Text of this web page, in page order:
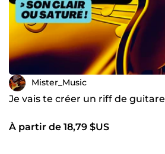
Mister_Music
Je vais te créer un riff de guitare
À partir de 18,79 $US